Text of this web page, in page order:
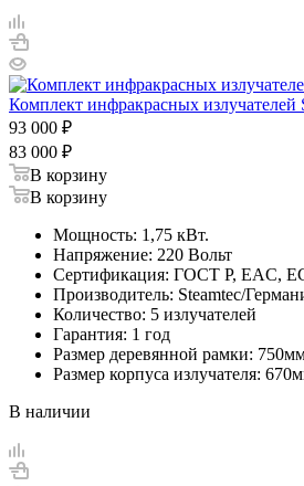
Комплект инфракрасных излучателей
93 000 ₽
83 000 ₽
В корзину
В корзину
Мощность: 1,75 кВт.
Напряжение: 220 Вольт
Сертификация: ГОСТ Р, EAC,
Производитель: Steamtec/
Количество: 5 излучателей
Гарантия: 1 год
Размер деревянной рамки:
Размер корпуса излучателя:
В наличии